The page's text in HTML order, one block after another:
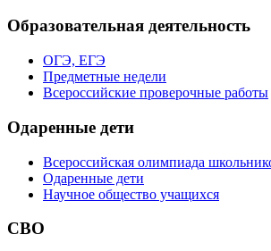
Образовательная деятельность
ОГЭ, ЕГЭ
Предметные недели
Всероссийские проверочные работы
Одаренные дети
Всероссийская олимпиада
Одаренные дети
Научное общество учащихся
СВО